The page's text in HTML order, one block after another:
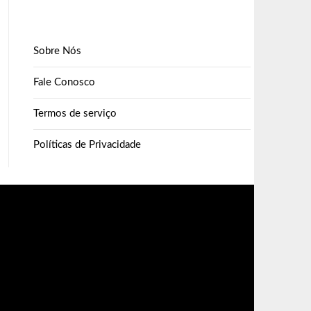
Sobre Nós
Fale Conosco
Termos de serviço
Políticas de Privacidade